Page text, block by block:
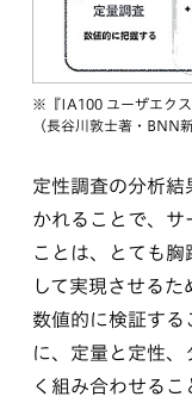
※『IA100 ユーザエクス
（長谷川敦士著・BNN
定性調査の分析結
かれることで、サ
ことは、とても胸
して実現させる
数値的に検証する
に、定量と定性
く組み合わせるこ